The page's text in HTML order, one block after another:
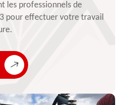
les professionnels de
pour effectuer votre travail